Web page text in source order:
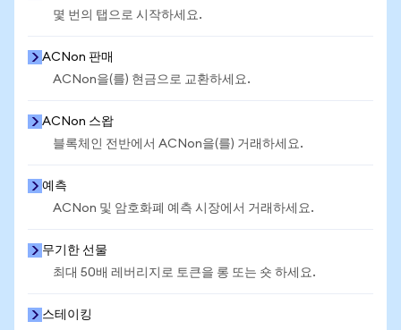
몇 번의 탭으로 시작하세요.
ACNon 판매
ACNon을(를) 현금으로 교환하세요.
ACNon 스왑
블록체인 전반에서 ACNon을(를) 거래하세요.
예측
ACNon 및 암호화폐 예측 시장에서 거래하세요.
무기한 선물
최대 50배 레버리지로 토큰을 롱 또는 숏 하세요.
스테이킹